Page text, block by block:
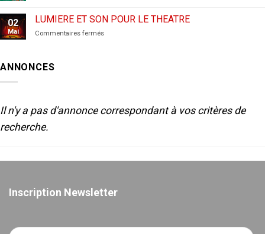
de
théâtre
amateur
02
Mai
LUMIERE ET SON POUR LE THEATRE
Commentaires ferméssur
ANNONCES
Il n'y a pas d'annonce correspondant à vos critères de
recherche.
Inscription Newsletter